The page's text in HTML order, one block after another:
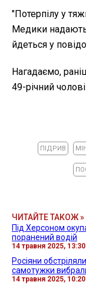
"Потерпілу у
Медики
йдеться у
Нагадаємо,
49-річний
ПІДРИВ
ЧИТАЙТЕ ТАКОЖ »
Під Херсоном
поранений водій
14 травня 2025, 13:30
Росіяни
самотужки
14 травня 2025, 10:20